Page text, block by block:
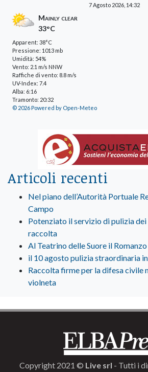
7 Agosto 2026, 14:32
Mainly clear
33°C
Apparent: 38°C
Pressione: 1013 mb
Umidità: 54%
Vento: 2.1 m/s NNW
Raffiche di vento: 8.8 m/s
UV-Index: 7.4
Alba: 6:16
Tramonto: 20:32
© 2026 Powered by Open-Meteo
Articoli recenti
Nel piano dell’Autorità Portuale
Campo
Potenziato il servizio di pulizia
raccolta
Al Teatrino delle Suore il
il 10 agosto pulizia straordinaria
Raccolta firme per la difesa civile
violneta
Copyright 2021 © Live srl - Tutti i